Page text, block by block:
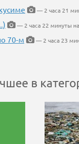
— 2 часа 21
— 2 часа 22 минуты
70-м — 2 часа 23
в